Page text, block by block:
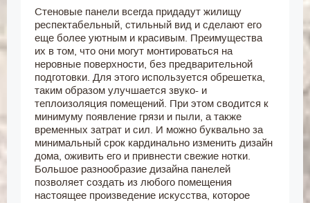
Стеновые панели всегда придадут жилищу
респектабельный, стильный вид и сделают его
еще более уютным и красивым. Преимущества
их в том, что они могут монтироваться на
неровные поверхности, без предварительной
подготовки. Для этого используется обрешетка,
таким образом улучшается звуко- и
теплоизоляция помещений. При этом сводится к
минимуму появление грязи и пыли, а также
временных затрат и сил. И можно буквально за
минимальный срок кардинально изменить дизайн
дома, оживить его и привнести свежие нотки.
Большое разнообразие дизайна панелей
позволяет создать из любого помещения
настоящее произведение искусства, которое